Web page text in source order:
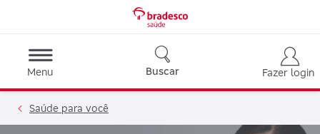
Menu Buscar Fazer login
Saúde para você